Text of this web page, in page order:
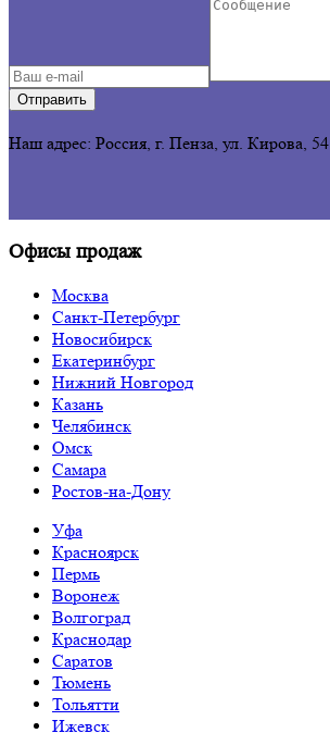
Отправить
Наш адрес: Россия, г. Пенза, ул. Кирова, 54
Офисы продаж
Москва
Санкт-Петербург
Новосибирск
Екатеринбург
Нижний Новгород
Казань
Челябинск
Омск
Самара
Ростов-на-Дону
Уфа
Красноярск
Пермь
Воронеж
Волгоград
Краснодар
Саратов
Тюмень
Тольятти
Ижевск